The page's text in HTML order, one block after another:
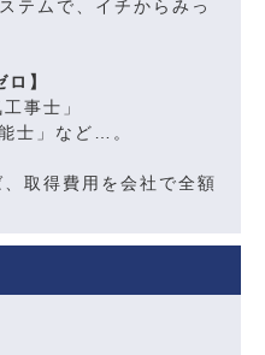
テムで、イチからみっ
】
事士」
士」など…。
取得費用を会社で全額